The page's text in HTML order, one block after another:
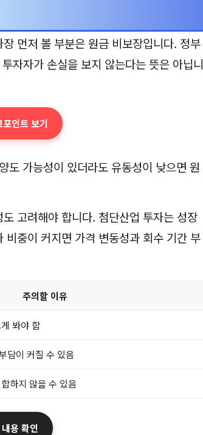
먼저 볼 부분은 원금 비보장입니다. 정부
자자가 손실을 보지 않는다는 뜻은 아닙니
인트 보기
도 가능성이 있더라도 유동성이 낮으면 원
고려해야 합니다. 첨단산업 투자는 성장
중이 커지면 가격 변동성과 회수 기간 부
주의할 이유
봐야 함
담이 커질 수 있음
하지 않을 수 있음
용 확인